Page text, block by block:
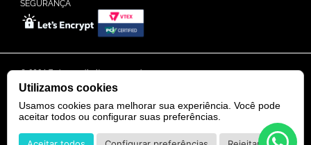
SEGURANÇA
© 2024 Todos os direitos reservados.
KASSIO MOREIRA GRANADO LTDA | CNPJ: 11.647.490/0001-39
Rua Tapajós n° 481- Edifício B&B Business - 7° Andar - Vila Brasília -
Goiânia - GO
POWERED BY DEVELOPED BY
Utilizamos cookies
Usamos cookies para melhorar sua experiência. Você pode
aceitar todos ou configurar suas preferências.